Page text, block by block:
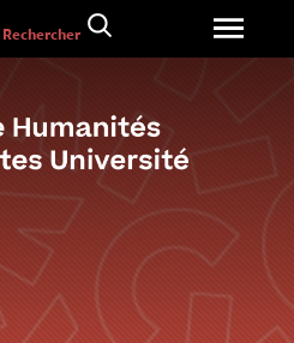
au
Rechercher